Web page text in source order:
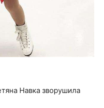
Навка зворушила